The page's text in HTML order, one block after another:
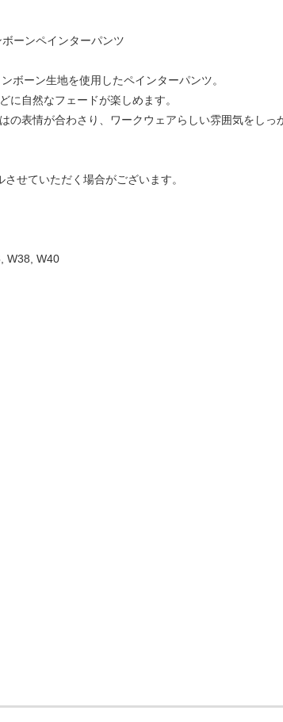
ーンペインターパンツ
ボーン生地を使用したペインターパンツ。
に自然なフェードが楽しめます。
の表情が合わさり、ワークウェアらしい雰囲気をしっ
せていただく場合がございます。
W38, W40